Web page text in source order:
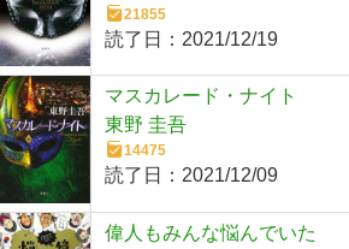
21855
読了日： 2021/12/19
マスカレード・ナイト
東野 圭吾
14475
読了日： 2021/12/09
偉人もみんな悩んでいた